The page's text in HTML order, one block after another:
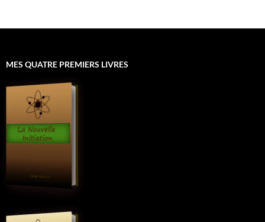
MES QUATRE PREMIERS LIVRES